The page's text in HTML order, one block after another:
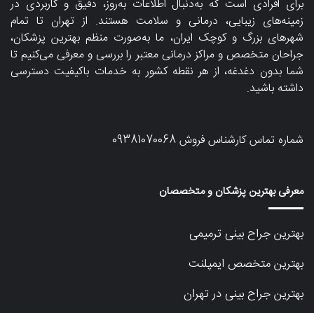
برای افرادی است که به‌دنبال اطلاعات به‌روز، دقیق و کاربردی در
زمینه‌های زیبایی، درمانی و سلامت هستند. از تهران تا تمام
شهرهای بزرگ و کوچک ایران، ما به‌صورت منظم بهترین پزشکان،
جراحان متخصص و مراکز درمانی معتبر را بررسی و معرفی می‌کنیم تا
شما بدون دغدغه، از هر نقطه کشور به خدمات باکیفیت دسترسی
داشته باشید.
شماره تماس کارشناس فروش09381070068
معرفی بهترین پزشکان و متخصصان
بهترین جراح بینی ترمیمی
بهترین متخصص ایمپلنت
بهترین جراح بینی در تهران